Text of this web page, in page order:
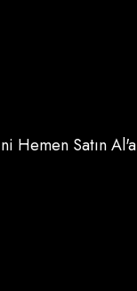
Hemen Satın Al'a